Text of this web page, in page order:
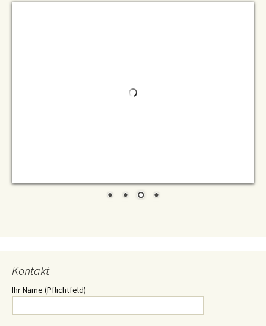
Kontakt
Ihr Name (Pflichtfeld)